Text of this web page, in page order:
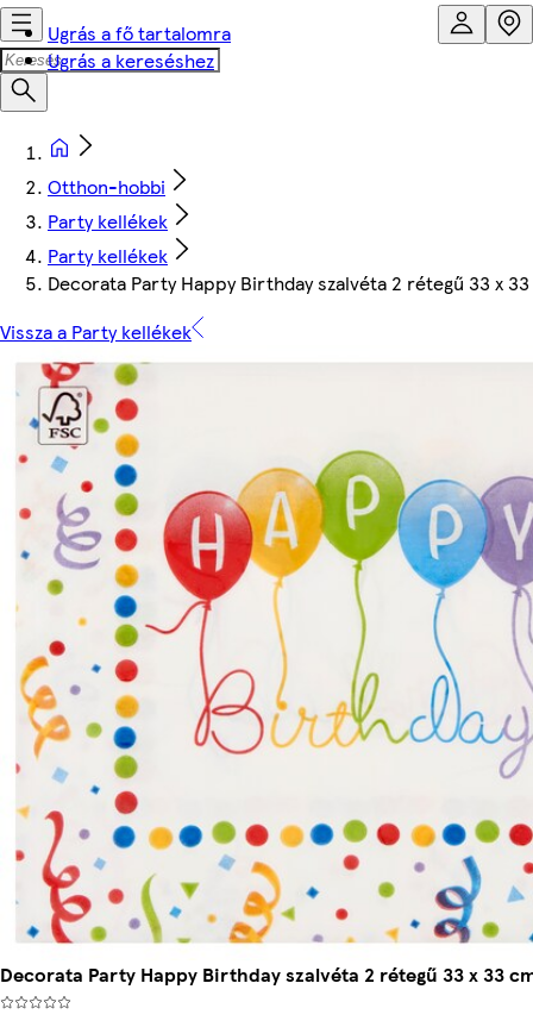
Ugrás a fő tartalomra
Ugrás a kereséshez
Otthon-hobbi
Party kellékek
Party kellékek
Decorata Party Happy Birthday szalvéta 2 rétegű 33 x
Vissza a Party kellékek
Decorata Party Happy Birthday szalvéta 2 rétegű 33 x 33